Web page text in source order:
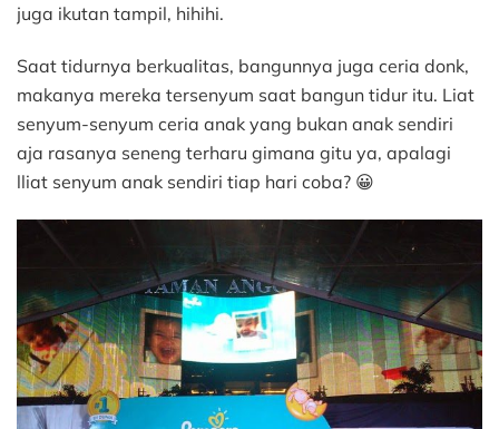
juga ikutan tampil, hihihi.
Saat tidurnya berkualitas, bangunnya juga ceria donk,
makanya mereka tersenyum saat bangun tidur itu. Liat
senyum-senyum ceria anak yang bukan anak sendiri
aja rasanya seneng terharu gimana gitu ya, apalagi
lliat senyum anak sendiri tiap hari coba? 😀